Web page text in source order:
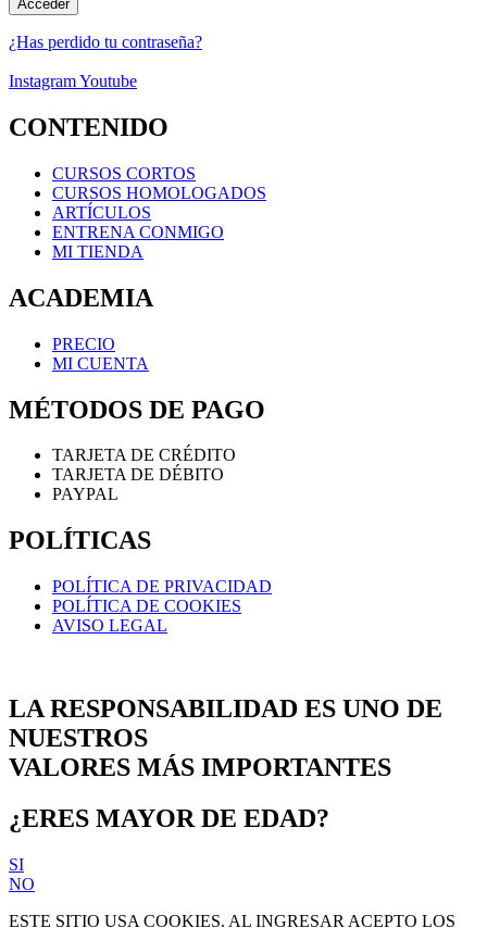
¿Has perdido tu contraseña?
InstagramYoutube
CONTENIDO
CURSOS CORTOS
CURSOS HOMOLOGADOS
ARTÍCULOS
ENTRENA CONMIGO
MI TIENDA
ACADEMIA
PRECIO
MI CUENTA
MÉTODOS DE PAGO
TARJETA DE CRÉDITO
TARJETA DE DÉBITO
PAYPAL
POLÍTICAS
POLÍTICA DE PRIVACIDAD
POLÍTICA DE COOKIES
AVISO LEGAL
LA RESPONSABILIDAD ES UNO DE
NUESTROS
VALORES MÁS IMPORTANTES
¿ERES MAYOR DE EDAD?
SI
NO
ESTE SITIO USA COOKIES. AL INGRESAR ACEPTO LOS